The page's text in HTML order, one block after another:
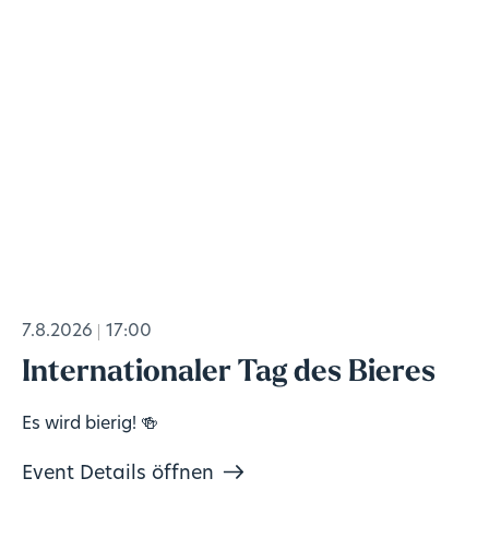
7.8.2026 17:00
Internationaler Tag des Bieres
Es wird bierig! 🍻
Event Details öffnen